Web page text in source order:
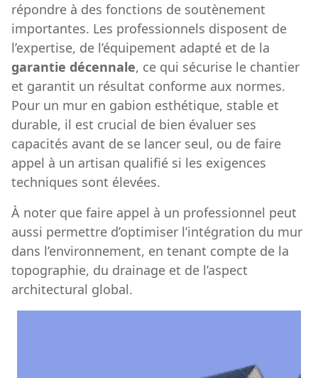
répondre à des fonctions de soutènement
importantes. Les professionnels disposent de
l’expertise, de l’équipement adapté et de la
garantie décennale, ce qui sécurise le chantier
et garantit un résultat conforme aux normes.
Pour un mur en gabion esthétique, stable et
durable, il est crucial de bien évaluer ses
capacités avant de se lancer seul, ou de faire
appel à un artisan qualifié si les exigences
techniques sont élevées.
À noter que faire appel à un professionnel peut
aussi permettre d’optimiser l’intégration du mur
dans l’environnement, en tenant compte de la
topographie, du drainage et de l’aspect
architectural global.